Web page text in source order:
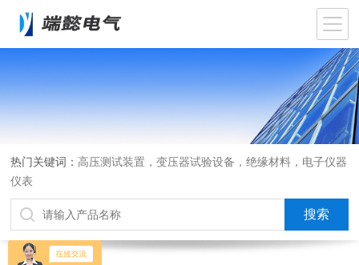
热门关键词： 高压测试装置，变压器试验设备，绝缘材料，电子仪器
仪表